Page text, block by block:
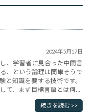
2024年5月17日
、学習者に見合った中間言
、という論理は簡単そうで
と知識を要する技術です。
て、まず目標言語とは何か
ん。よくある間違いに、母
る設定です。いわゆるネイ
続きを読む >>